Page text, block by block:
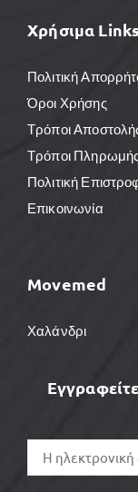
Χρήσιμα Links
Πολιτική
Όροι Χρήσης
Τρόποι
Τρόποι
Πολιτική
Επικοινωνία
Movemed
Χαλάνδρι